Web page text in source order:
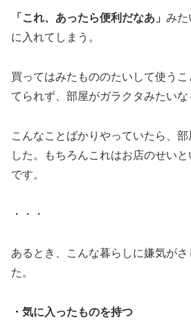
「これ、あったら便利だなあ」 みた
に入れてしまう。
買ってはみたもののたいして使う
てられず、部屋がガラクタみたい
こんなことばかりやっていたら、
した。もちろんこれはお店のせい
です。
・・・
あるとき、こんな暮らしに嫌気が
た。
・気に入ったものを持つ